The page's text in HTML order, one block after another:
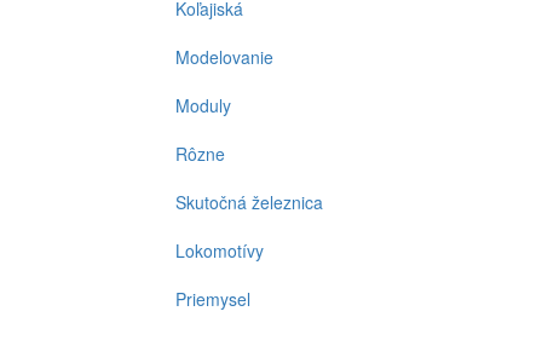
Koľajiská
Modelovanie
Moduly
Rôzne
Skutočná železnica
Lokomotívy
Priemysel